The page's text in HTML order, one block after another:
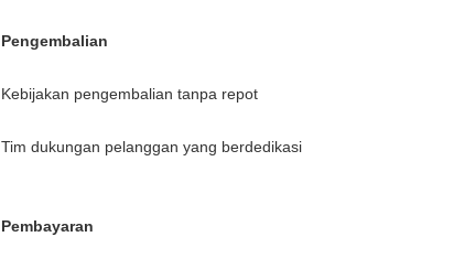
Pengembalian
Kebijakan pengembalian tanpa repot
Tim dukungan pelanggan yang berdedikasi
Pembayaran